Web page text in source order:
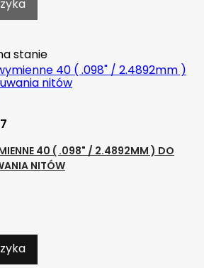
stanie
40 ( .098" / 2.4892MM ) DO
NITÓW